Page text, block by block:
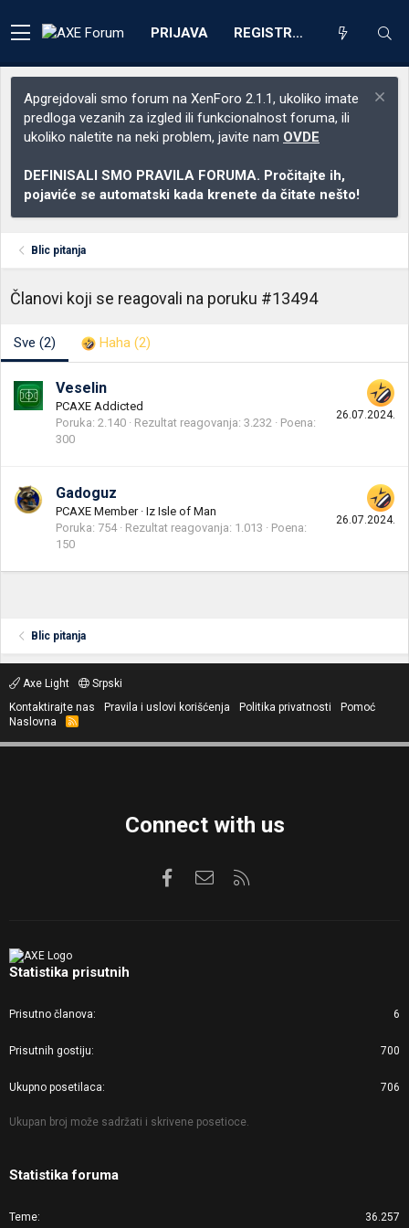
PRIJAVA REGISTRACIJA
Apgrejdovali smo forum na XenForo 2.1.1, ukoliko imate
predloga vezanih za izgled ili funkcionalnost foruma, ili
ukoliko naletite na neki problem, javite nam OVDE
DEFINISALI SMO PRAVILA FORUMA. Pročitajte ih,
pojaviće se automatski kada krenete da čitate nešto!
Blic pitanja
Članovi koji se reagovali na poruku #13494
Sve (2) Haha (2)
26.07.2024.
Veselin
PCAXE Addicted
Poruka 2.140 Rezultat reagovanja 3.232
Poena
300
26.07.2024.
Gadoguz
PCAXE Member · Iz Isle of Man
Poruka 754 Rezultat reagovanja 1.013
Poena
150
Blic pitanja
Axe Light
Srpski
Kontaktirajte nas
Pravila i uslovi korišćenja Politika privatnosti
Pomoć
Naslovna
R
S
Connect with us
FacebookKontaktirajte nas
Statistika prisutnih
Prisutno članova 6
Prisutnih gostiju 700
Ukupno posetilaca 706
Ukupan broj može sadržati i skrivene posetioce.
Statistika foruma
Teme 36.257